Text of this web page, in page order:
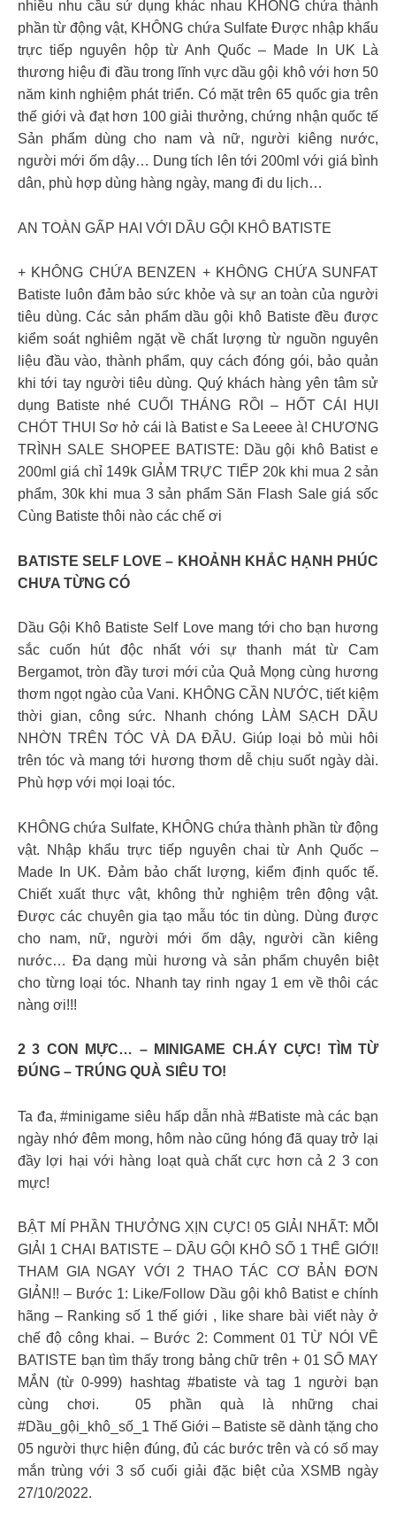
nhiều nhu cầu sử dụng khác nhau KHÔNG chứa thành
phần từ động vật, KHÔNG chứa Sulfate Được nhập khẩu
trực tiếp nguyên hộp từ Anh Quốc – Made In UK Là
thương hiệu đi đầu trong lĩnh vực dầu gội khô với hơn 50
năm kinh nghiệm phát triển. Có mặt trên 65 quốc gia trên
thế giới và đạt hơn 100 giải thưởng, chứng nhận quốc tế
Sản phẩm dùng cho nam và nữ, người kiêng nước,
người mới ốm dậy… Dung tích lên tới 200ml với giá bình
dân, phù hợp dùng hàng ngày, mang đi du lịch…
AN TOÀN GẤP HAI VỚI DẦU GỘI KHÔ BATISTE
+ KHÔNG CHỨA BENZEN + KHÔNG CHỨA SUNFAT
Batiste luôn đảm bảo sức khỏe và sự an toàn của người
tiêu dùng. Các sản phẩm dầu gội khô Batiste đều được
kiểm soát nghiêm ngặt về chất lượng từ nguồn nguyên
liệu đầu vào, thành phẩm, quy cách đóng gói, bảo quản
khi tới tay người tiêu dùng. Quý khách hàng yên tâm sử
dụng Batiste nhé CUỐI THÁNG RỒI – HỐT CÁI HỤI
CHÓT THUI Sơ hở cái là Batist e Sa Leeee à! CHƯƠNG
TRÌNH SALE SHOPEE BATISTE: Dầu gội khô Batist e
200ml giá chỉ 149k GIẢM TRỰC TIẾP 20k khi mua 2 sản
phẩm, 30k khi mua 3 sản phẩm Săn Flash Sale giá sốc
Cùng Batiste thôi nào các chế ơi
BATISTE SELF LOVE – KHOẢNH KHẮC HẠNH PHÚC
CHƯA TỪNG CÓ
Dầu Gội Khô Batiste Self Love mang tới cho bạn hương
sắc cuốn hút độc nhất với sự thanh mát từ Cam
Bergamot, tròn đầy tươi mới của Quả Mọng cùng hương
thơm ngọt ngào của Vani. KHÔNG CẦN NƯỚC, tiết kiệm
thời gian, công sức. Nhanh chóng LÀM SẠCH DẦU
NHỜN TRÊN TÓC VÀ DA ĐẦU. Giúp loại bỏ mùi hôi
trên tóc và mang tới hương thơm dễ chịu suốt ngày dài.
Phù hợp với mọi loại tóc.
KHÔNG chứa Sulfate, KHÔNG chứa thành phần từ động
vật. Nhập khẩu trực tiếp nguyên chai từ Anh Quốc –
Made In UK. Đảm bảo chất lượng, kiểm định quốc tế.
Chiết xuất thực vật, không thử nghiệm trên động vật.
Được các chuyên gia tạo mẫu tóc tin dùng. Dùng được
cho nam, nữ, người mới ốm dậy, người cần kiêng
nước… Đa dạng mùi hương và sản phẩm chuyên biệt
cho từng loại tóc. Nhanh tay rinh ngay 1 em về thôi các
nàng ơi!!!
2 3 CON MỰC… – MINIGAME CH.ÁY CỰC! TÌM TỪ
ĐÚNG – TRÚNG QUÀ SIÊU TO!
Ta đa, #minigame siêu hấp dẫn nhà #Batiste mà các bạn
ngày nhớ đêm mong, hôm nào cũng hóng đã quay trở lại
đầy lợi hại với hàng loạt quà chất cực hơn cả 2 3 con
mực!
BẬT MÍ PHẦN THƯỞNG XỊN CỰC! 05 GIẢI NHẤT: MỖI
GIẢI 1 CHAI BATISTE – DẦU GỘI KHÔ SỐ 1 THẾ GIỚI!
THAM GIA NGAY VỚI 2 THAO TÁC CƠ BẢN ĐƠN
GIẢN!! – Bước 1: Like/Follow Dầu gội khô Batist e chính
hãng – Ranking số 1 thế giới , like share bài viết này ở
chế độ công khai. – Bước 2: Comment 01 TỪ NÓI VỀ
BATISTE bạn tìm thấy trong bảng chữ trên + 01 SỐ MAY
MẮN (từ 0-999) hashtag #batiste và tag 1 người bạn
cùng chơi. ️ 05 phần quà là những chai
#Dầu_gội_khô_số_1 Thế Giới – Batiste sẽ dành tặng cho
05 người thực hiện đúng, đủ các bước trên và có số may
mắn trùng với 3 số cuối giải đặc biệt của XSMB ngày
27/10/2022.